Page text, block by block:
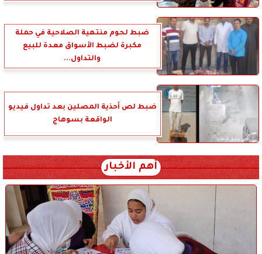
ضبط لحوم منتهية الصلاحية في حملة
مكبرة لضبط الأسواق معدة للبيع
والتداول...
ضبط لص أحذية المصلين بعد تداول فيديو
الواقعة بسوهاج
أهم الأخبار